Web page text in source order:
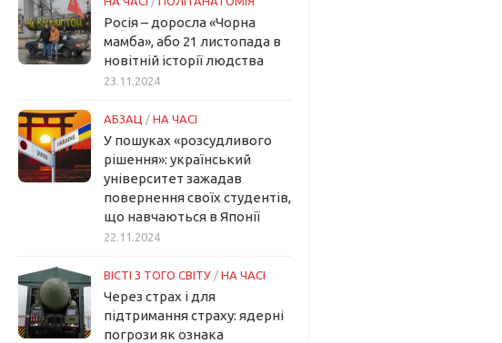
Росія – доросла «Чорна
мамба», або 21 листопада в
новітній історії людства
23.11.2024
АБЗАЦ / НА ЧАСІ
У пошуках «розсудливого
рішення»: український
університет зажадав
повернення своїх студентів,
що навчаються в Японії
22.11.2024
ВІСТІ З ТОГО СВІТУ / НА ЧАСІ
Через страх і для
підтримання страху: ядерні
погрози як ознака